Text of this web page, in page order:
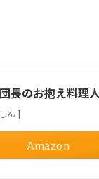
長のお抱え料理
ん ]
Amazon